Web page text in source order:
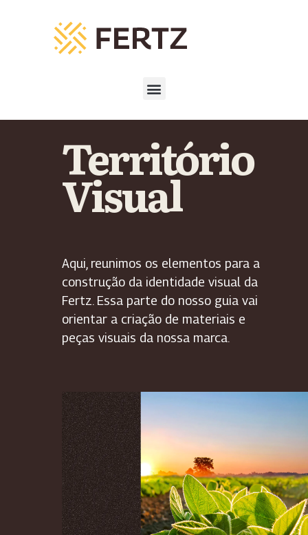
Território
Visual
Aqui, reunimos os elementos para a
construção da identidade visual da
Fertz. Essa parte do nosso guia vai
orientar a criação de materiais e
peças visuais da nossa marca.